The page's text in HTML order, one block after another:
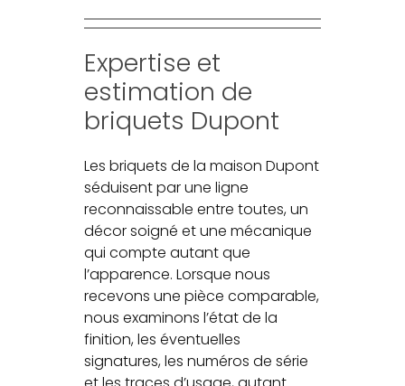
Expertise et
estimation de
briquets Dupont
Les briquets de la maison Dupont
séduisent par une ligne
reconnaissable entre toutes, un
décor soigné et une mécanique
qui compte autant que
l’apparence. Lorsque nous
recevons une pièce comparable,
nous examinons l’état de la
finition, les éventuelles
signatures, les numéros de série